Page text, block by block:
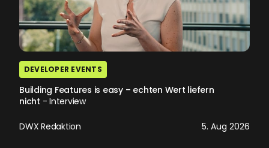
DEVELOPER EVENTS
Building Features is easy – echten Wert liefern
nicht - Interview
DWX Redaktion 5. Aug 2026